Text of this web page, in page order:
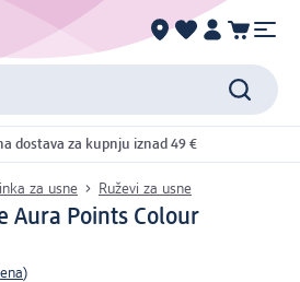
dostava za kupnju iznad 49 €
za usne Ruževi za usne
Aura Points Colour
)